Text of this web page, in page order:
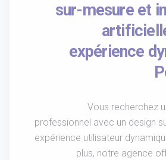
sur-mesure et
expérience
Vous recherchez
professionnel avec un design
expérience utilisateur
plus, notre agence